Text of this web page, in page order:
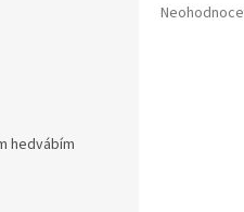
hedvábím
Průměrné